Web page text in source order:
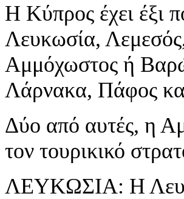
Η Κύπρος έχει έξι
Λευκωσία,
Αμμόχωστος ή
Λάρνακα, Πάφος
Δύο από αυτές, η
τον τουρικικό
ΛΕΥΚΩΣΙΑ: Η